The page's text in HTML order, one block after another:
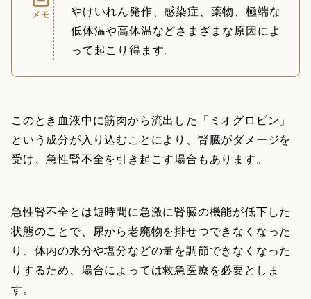
メモ
やけいれん発作、感染症、薬物、極端な
低体温や高体温などさまざまな原因によ
って起こり得ます。
このとき血液中に筋肉から流出した「ミオグロビン」
という成分が入り込むことにより、腎臓がダメージを
受け、急性腎不全を引き起こす場合もあります。
急性腎不全とは短時間に急激に腎臓の機能が低下した
状態のことで、尿から老廃物を排せつできなくなった
り、体内の水分や塩分などの量を調節できなくなった
りするため、場合によっては救急医療を必要としま
す。